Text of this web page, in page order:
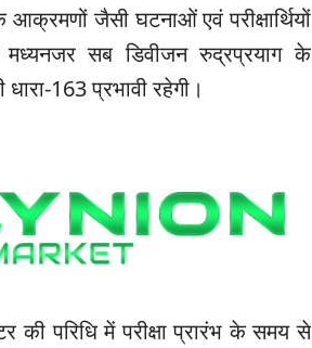
जैसी घटनाओं एवं परीक्षार्थियों
सब डिवीजन रुद्रप्रयाग के
धारा-163 प्रभावी रहेगी।
की परिधि में परीक्षा प्रारंभ के समय से